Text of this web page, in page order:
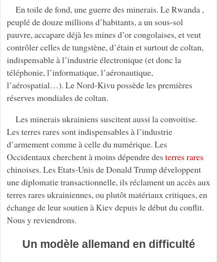
En toile de fond, une guerre des minerais. Le Rwanda ,
peuplé de douze millions d’habitants, a un sous-sol
pauvre, accapare déjà les mines d’or congolaises, et veut
contrôler celles de tungstène, d’étain et surtout de coltan,
indispensable à l’industrie électronique (et donc la
téléphonie, l’informatique, l’aéronautique,
l’aérospatial…). Le Nord-Kivu possède les premières
réserves mondiales de coltan.
Les minerais ukrainiens suscitent aussi la convoitise.
Les terres rares sont indispensables à l’industrie
d’armement comme à celle du numérique. Les
Occidentaux cherchent à moins dépendre des terres rares
chinoises. Les Etats-Unis de Donald Trump développent
une diplomatie transactionnelle, ils réclament un accès aux
terres rares ukrainiennes, ou plutôt matériaux critiques, en
échange de leur soutien à Kiev depuis le début du conflit.
Nous y reviendrons.
Un modèle allemand en difficulté